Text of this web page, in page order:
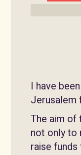
I have
Jerusalem
The aim of
not only to
raise